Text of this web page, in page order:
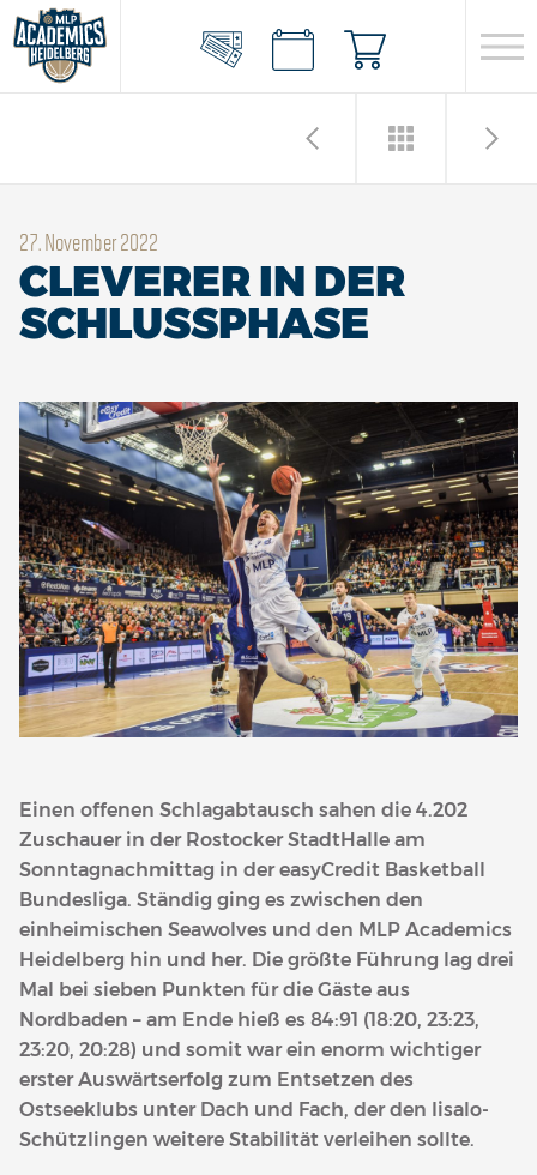
27. November 2022
CLEVERER IN DER
SCHLUSSPHASE
Einen offenen Schlagabtausch sahen die 4.202
Zuschauer in der Rostocker StadtHalle am
Sonntagnachmittag in der easyCredit Basketball
Bundesliga. Ständig ging es zwischen den
einheimischen Seawolves und den MLP Academics
Heidelberg hin und her. Die größte Führung lag drei
Mal bei sieben Punkten für die Gäste aus
Nordbaden – am Ende hieß es 84:91 (18:20, 23:23,
23:20, 20:28) und somit war ein enorm wichtiger
erster Auswärtserfolg zum Entsetzen des
Ostseeklubs unter Dach und Fach, der den Iisalo-
Schützlingen weitere Stabilität verleihen sollte.